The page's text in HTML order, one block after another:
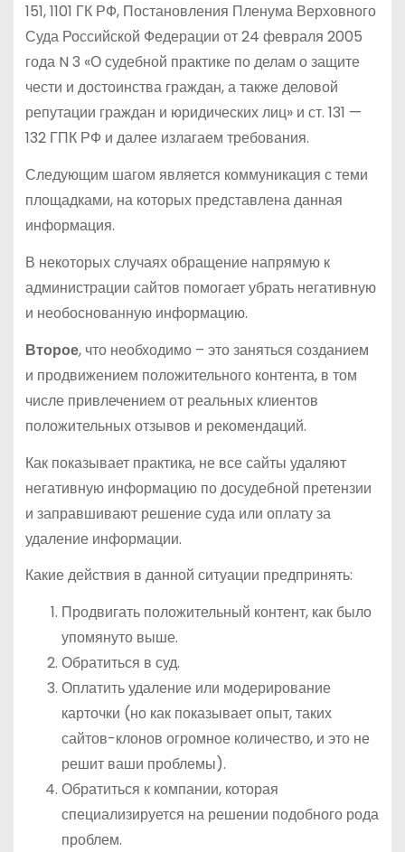
151, 1101 ГК РФ, Постановления Пленума Верховного
Суда Российской Федерации от 24 февраля 2005
года N 3 «О судебной практике по делам о защите
чести и достоинства граждан, а также деловой
репутации граждан и юридических лиц» и ст. 131 —
132 ГПК РФ и далее излагаем требования.
Следующим шагом является коммуникация с теми
площадками, на которых представлена данная
информация.
В некоторых случаях обращение напрямую к
администрации сайтов помогает убрать негативную
и необоснованную информацию.
Второе, что необходимо – это заняться созданием
и продвижением положительного контента, в том
числе привлечением от реальных клиентов
положительных отзывов и рекомендаций.
Как показывает практика, не все сайты удаляют
негативную информацию по досудебной претензии
и заправшивают решение суда или оплату за
удаление информации.
Какие действия в данной ситуации предпринять:
Продвигать положительный контент, как было
упомянуто выше.
Обратиться в суд.
Оплатить удаление или модерирование
карточки (но как показывает опыт, таких
сайтов-клонов огромное количество, и это не
решит ваши проблемы).
Обратиться к компании, которая
специализируется на решении подобного рода
проблем.